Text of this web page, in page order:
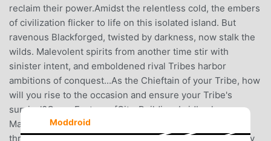
reclaim their power.Amidst the relentless cold, the embers
of civilization flicker to life on this isolated island. But
ravenous Blackforged, twisted by darkness, now stalk the
wilds. Malevolent spirits from another time stir with
sinister intent, and emboldened rival Tribes harbor
ambitions of conquest...As the Chieftain of your Tribe, how
will you rise to the occasion and ensure your Tribe's
survival?Game Features:[City-Building, Laidback
Management]Intuitive Simulation Gameplay: Build a
thriving settlement of your own on a remote island. Easily
Moddroid